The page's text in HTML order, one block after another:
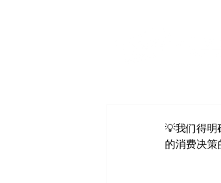
💡我们得明
的消费决策